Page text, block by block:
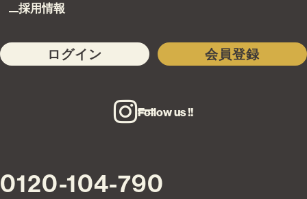
採用情報
ログイン 会員登録
Follow us !!
0120-104-790